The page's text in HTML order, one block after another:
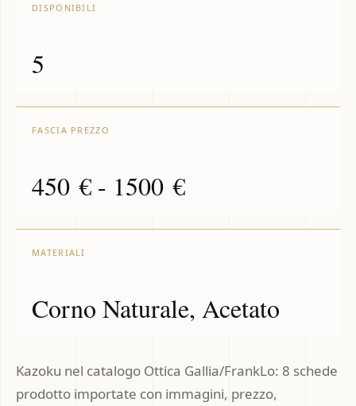
DISPONIBILI
5
FASCIA PREZZO
450 € - 1500 €
MATERIALI
Corno Naturale, Acetato
Kazoku nel catalogo Ottica Gallia/FrankLo: 8 schede
prodotto importate con immagini, prezzo,